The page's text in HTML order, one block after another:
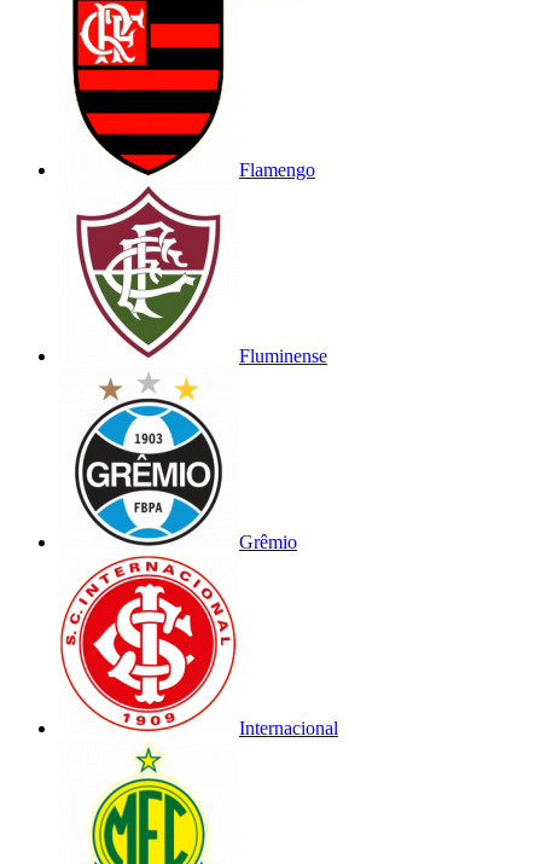
Flamengo
Fluminense
Grêmio
Internacional